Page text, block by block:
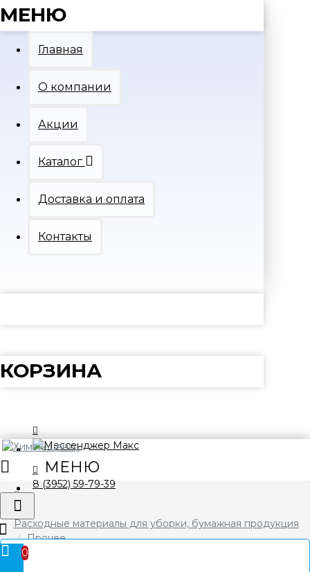
МЕНЮ
Главная
О компании
Акции
Каталог
Доставка и оплата
Контакты
КОРЗИНА
8 (3952) 59-79-39
0
Расходные материалы для уборки, бумажная продукция
Прочее